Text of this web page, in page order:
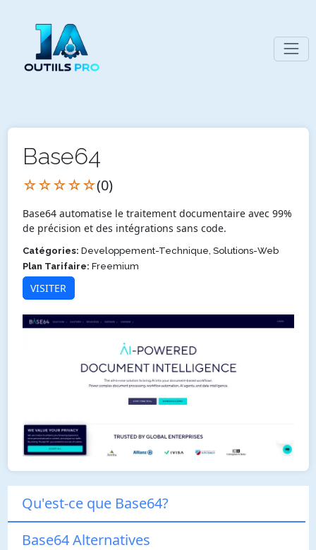
Base64
☆☆☆☆☆(0)
Base64 automatise le traitement documentaire avec 99%
de précision et des intégrations sans code.
Catégories: Developpement-Technique, Solutions-Web
Plan Tarifaire: Freemium
VISITER
Qu'est-ce que Base64?
Base64 Alternatives